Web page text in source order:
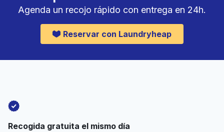
Agenda un recojo rápido con entrega en 24h.
Reservar con Laundryheap
Recogida gratuita el mismo día